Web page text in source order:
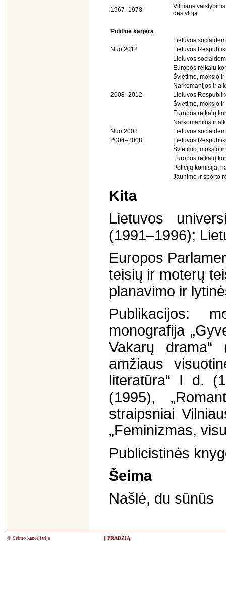
1967–1978
Vilniaus
dėstytoja
Politinė karjera
Lietuvos
Nuo 2012
Lietuvos
Lietuvos
Europos reikalų
Švietimo, mokslo
Narkomanijos ir
2008–2012
Lietuvos
Švietimo, mokslo
Europos reikalų
Narkomanijos ir
Nuo 2008
Lietuvos
2004–2008
Lietuvos
Švietimo, mokslo
Europos reikalų
Peticijų komisija,
Jaunimo ir sporto
Kita
Lietuvos
(1991–1996);
Europos
teisių ir moterų
planavimo ir
Publikacijos:
monografija
Vakarų drama“
amžiaus
literatūra“ I d.
(1995),
straipsniai
„Feminizmas,
Publicistinės
Šeima
Našlė, du sūnūs
© Seimo kanceliarija Į PRADŽIĄ